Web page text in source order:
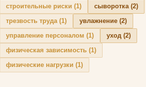
строительные риски (1) сыворотка(2)
трезвость труда(1) увлажнение (2)
управление персоналом (1) уход (2)
физическая зависимость (1)
физические нагрузки (1)